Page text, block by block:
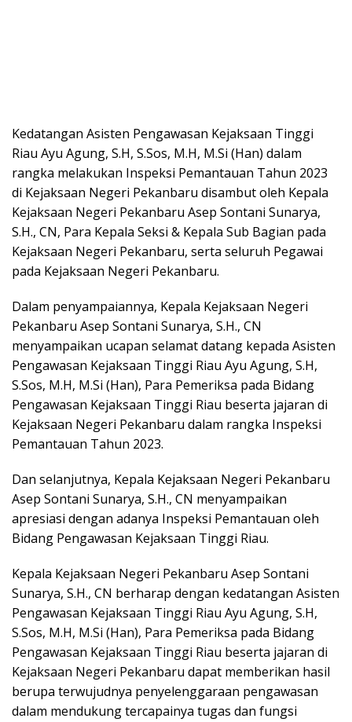
Kedatangan Asisten Pengawasan Kejaksaan Tinggi
Riau Ayu Agung, S.H, S.Sos, M.H, M.Si (Han) dalam
rangka melakukan Inspeksi Pemantauan Tahun 2023
di Kejaksaan Negeri Pekanbaru disambut oleh Kepala
Kejaksaan Negeri Pekanbaru Asep Sontani Sunarya,
S.H., CN, Para Kepala Seksi & Kepala Sub Bagian pada
Kejaksaan Negeri Pekanbaru, serta seluruh Pegawai
pada Kejaksaan Negeri Pekanbaru.
Dalam penyampaiannya, Kepala Kejaksaan Negeri
Pekanbaru Asep Sontani Sunarya, S.H., CN
menyampaikan ucapan selamat datang kepada Asisten
Pengawasan Kejaksaan Tinggi Riau Ayu Agung, S.H,
S.Sos, M.H, M.Si (Han), Para Pemeriksa pada Bidang
Pengawasan Kejaksaan Tinggi Riau beserta jajaran di
Kejaksaan Negeri Pekanbaru dalam rangka Inspeksi
Pemantauan Tahun 2023.
Dan selanjutnya, Kepala Kejaksaan Negeri Pekanbaru
Asep Sontani Sunarya, S.H., CN menyampaikan
apresiasi dengan adanya Inspeksi Pemantauan oleh
Bidang Pengawasan Kejaksaan Tinggi Riau.
Kepala Kejaksaan Negeri Pekanbaru Asep Sontani
Sunarya, S.H., CN berharap dengan kedatangan Asisten
Pengawasan Kejaksaan Tinggi Riau Ayu Agung, S.H,
S.Sos, M.H, M.Si (Han), Para Pemeriksa pada Bidang
Pengawasan Kejaksaan Tinggi Riau beserta jajaran di
Kejaksaan Negeri Pekanbaru dapat memberikan hasil
berupa terwujudnya penyelenggaraan pengawasan
dalam mendukung tercapainya tugas dan fungsi